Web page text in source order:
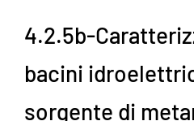
4.2.5b-
bacini
sorgente di